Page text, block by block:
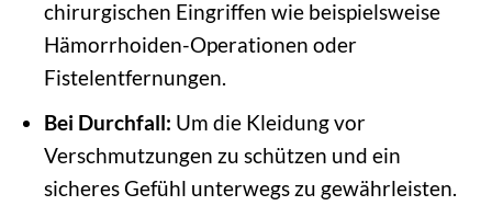
chirurgischen Eingriffen wie beispielsweise
Hämorrhoiden-Operationen oder
Fistelentfernungen.
Bei Durchfall: Um die Kleidung vor
Verschmutzungen zu schützen und ein
sicheres Gefühl unterwegs zu gewährleisten.